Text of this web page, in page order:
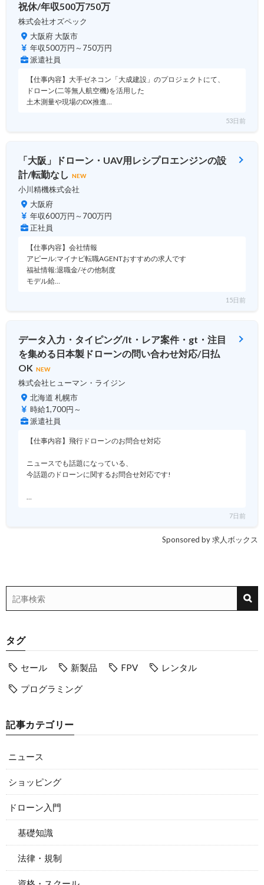
祝休/年収500万750万
株式会社オズペック
大阪府 大阪市
年収500万円～750万円
派遣社員
【仕事内容】大手ゼネコン「大成建設」のプロジェクトにて、
ドローン(二等無人航空機)を活用した
土木測量や現場のDX推進…
53日前
「大阪」ドローン・UAV用レシプロエンジンの設
計/転勤なし NEW
小川精機株式会社
大阪府
年収600万円～700万円
正社員
【仕事内容】会社情報
アピール:マイナビ転職AGENTおすすめの求人です
福祉情報:退職金/その他制度
モデル給…
15日前
データ入力・タイピング/lt・レア案件・gt・注目
を集める日本製ドローンの問い合わせ対応/日払
OK NEW
株式会社ヒューマン・ライジン
北海道 札幌市
時給1,700円～
派遣社員
【仕事内容】飛行ドローンのお問合せ対応
ニュースでも話題になっている、
今話題のドローンに関するお問合せ対応です!
…
7日前
Sponsored by 求人ボックス
タグ
セール 新製品 FPV
レンタル
プログラミング
記事カテゴリー
ニュース
ショッピング
ドローン入門
基礎知識
法律・規制